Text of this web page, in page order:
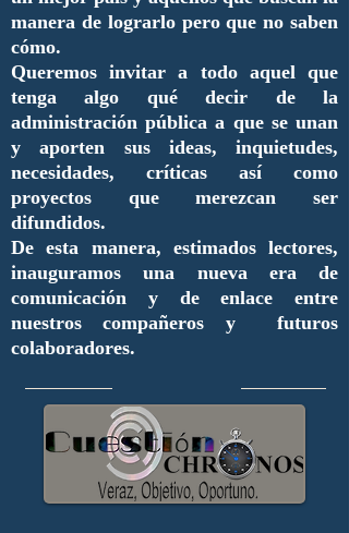
manera de lograrlo pero que no saben
cómo.
Queremos invitar a todo aquel que
tenga algo qué decir de la
administración pública a que se unan
y aporten sus ideas, inquietudes,
necesidades, críticas así como
proyectos que merezcan ser
difundidos.
De esta manera, estimados lectores,
inauguramos una nueva era de
comunicación y de enlace entre
nuestros compañeros y futuros
colaboradores.